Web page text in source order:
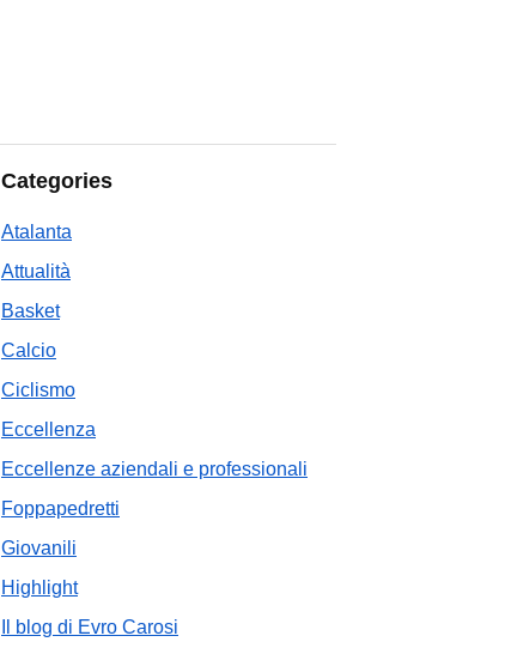
Categories
Atalanta
Attualità
Basket
Calcio
Ciclismo
Eccellenza
Eccellenze aziendali e professionali
Foppapedretti
Giovanili
Highlight
Il blog di Evro Carosi